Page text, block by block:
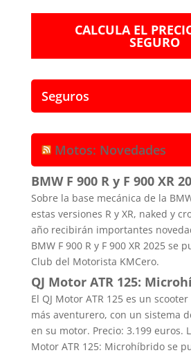
CALCULA EL
SEGURO
Seguros
Motos: Novedades
BMW F 900 R y F 900 XR
Sobre la base mecánica de la
estas versiones R y XR, naked y
año recibirán importantes
BMW F 900 R y F 900 XR 2025 se
Club del Motorista KMCero.
QJ Motor ATR 125:
El QJ Motor ATR 125 es un
más aventurero, con un sistema
en su motor. Precio: 3.199 euros.
Motor ATR 125: Microhíbrido se